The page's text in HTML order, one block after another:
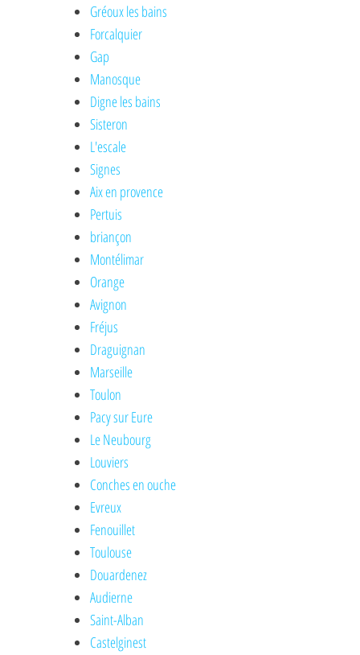
Gréoux les bains
Forcalquier
Gap
Manosque
Digne les bains
Sisteron
L'escale
Signes
Aix en provence
Pertuis
briançon
Montélimar
Orange
Avignon
Fréjus
Draguignan
Marseille
Toulon
Pacy sur Eure
Le Neubourg
Louviers
Conches en ouche
Evreux
Fenouillet
Toulouse
Douardenez
Audierne
Saint-Alban
Castelginest